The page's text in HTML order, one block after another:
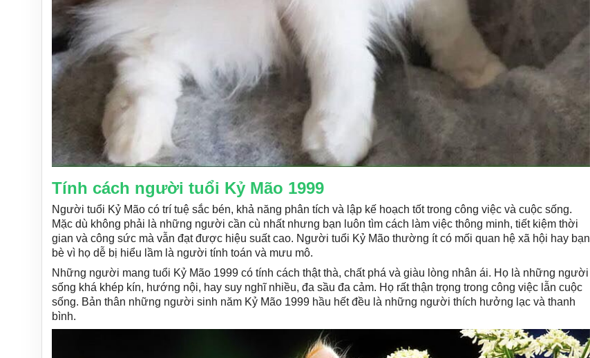
​​Tính cách người tuổi Kỷ Mão 1999
Người tuổi Kỷ Mão có trí tuệ sắc bén, khả năng phân tích và lập kế hoạch tốt trong công việc và cuộc sống.
Mặc dù không phải là những người cần cù nhất nhưng bạn luôn tìm cách làm việc thông minh, tiết kiệm thời
gian và công sức mà vẫn đạt được hiệu suất cao. Người tuổi Kỷ Mão thường ít có mối quan hệ xã hội hay bạn
bè vì họ dễ bị hiểu lầm là người tính toán và mưu mô.
Những người mang tuổi Kỷ Mão 1999 có tính cách thật thà, chất phá và giàu lòng nhân ái. Họ là những người
sống khá khép kín, hướng nội, hay suy nghĩ nhiều, đa sầu đa cảm. Họ rất thận trọng trong công việc lẫn cuộc
sống. Bản thân những người sinh năm Kỷ Mão 1999 hầu hết đều là những người thích hưởng lạc và thanh
bình.